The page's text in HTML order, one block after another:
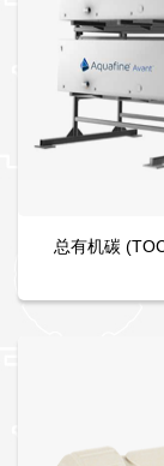
总有机碳